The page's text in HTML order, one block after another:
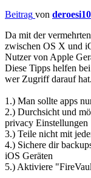
Beitrag von
Da mit der
zwischen OS X und
Nutzer von Apple
Diese Tipps helfen
wer Zugriff darauf
1.) Man sollte apps
2.) Durchsicht und
privacy Einstellungen
3.) Teile nicht mit
4.) Sichere dir
iOS Geräten
5.) Aktiviere